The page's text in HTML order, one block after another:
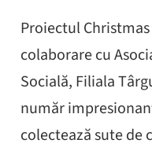
Proiectul
colaborare cu
Socială, Filiala
număr
colectează sute de